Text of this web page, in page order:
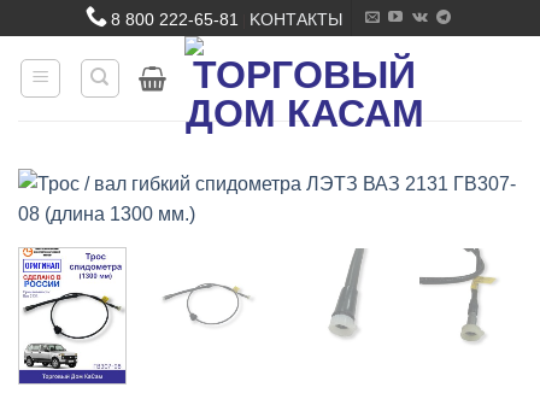
content
8 800 222-65-81 KОНТАКТЫ